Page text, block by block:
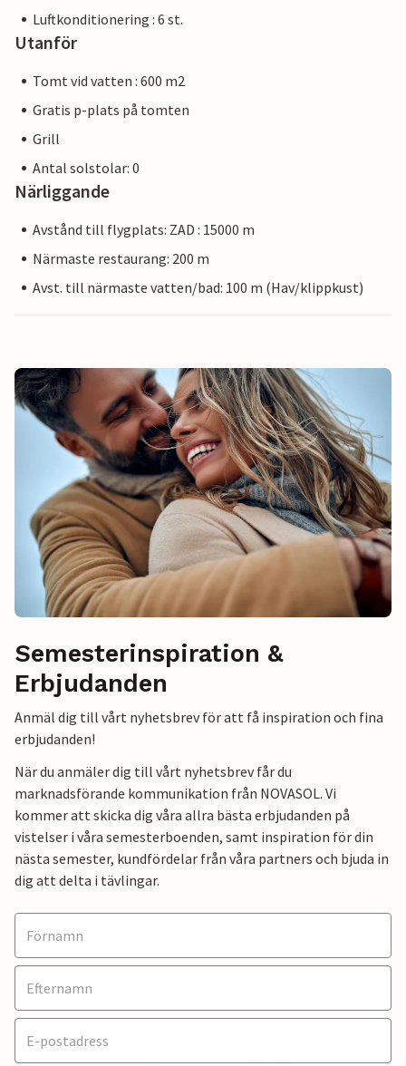
Luftkonditionering : 6 st.
Utanför
Tomt vid vatten : 600 m2
Gratis p-plats på tomten
Grill
Antal solstolar: 0
Närliggande
Avstånd till flygplats: ZAD : 15000 m
Närmaste restaurang: 200 m
Avst. till närmaste vatten/bad: 100 m (Hav/klippkust)
Semesterinspiration &
Erbjudanden
Anmäl dig till vårt nyhetsbrev för att få inspiration och fina
erbjudanden!
När du anmäler dig till vårt nyhetsbrev får du
marknadsförande kommunikation från NOVASOL. Vi
kommer att skicka dig våra allra bästa erbjudanden på
vistelser i våra semesterboenden, samt inspiration för din
nästa semester, kundfördelar från våra partners och bjuda in
dig att delta i tävlingar.